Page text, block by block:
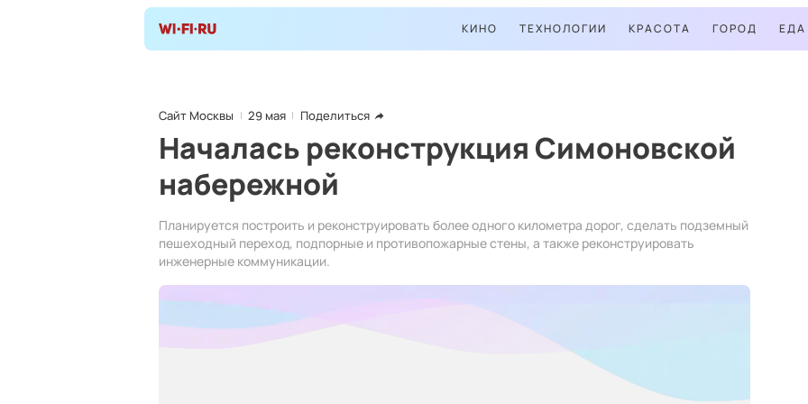
КИНО ТЕХНОЛОГИИ КРАСОТА ГОРОД ЕДА
Сайт Москвы 29 мая Поделиться
Началась реконструкция Симоновской
набережной
Планируется построить и реконструировать более одного километра дорог, сделать подземный
пешеходный переход, подпорные и противопожарные стены, а также реконструировать
инженерные коммуникации.